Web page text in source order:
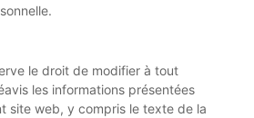
le droit de modifier à tout
les informations présentées
site web, y compris le texte de la